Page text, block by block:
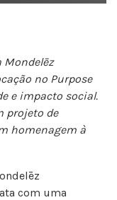
Mondelēz
no Purpose
e impacto social.
projeto de
homenagem à
com uma